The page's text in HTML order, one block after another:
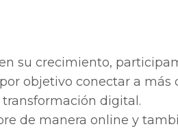
su crecimiento,
objetivo conectar a más
transformación digital.
de manera online y